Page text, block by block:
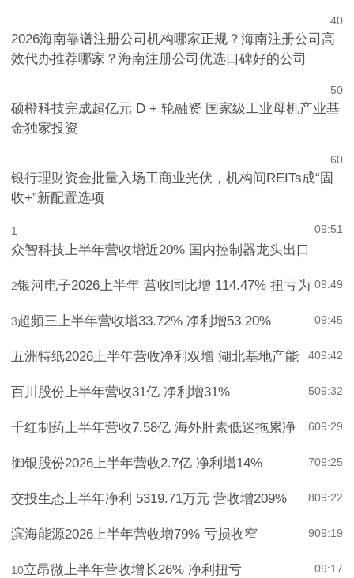
0
4
2026海南靠谱注册公司机构哪家正规？海南注册公司高
效代办推荐哪家？海南注册公司优选口碑好的公司
0
5
硕橙科技完成超亿元 D + 轮融资 国家级工业母机产业基
金独家投资
0
6
银行理财资金批量入场工商业光伏，机构间REITs成“固
收+”新配置选项
09:51
1
众智科技上半年营收增近20% 国内控制器龙头出口
09:49
2银河电子2026上半年 营收同比增 114.47% 扭亏为
09:45
3超频三上半年营收增33.72% 净利增53.20%
09:42
4
五洲特纸2026上半年营收净利双增 湖北基地产能
09:32
5
百川股份上半年营收31亿 净利增31%
09:29
6
千红制药上半年营收7.58亿 海外肝素低迷拖累净
09:25
7
御银股份2026上半年营收2.7亿 净利增14%
09:22
8
交投生态上半年净利 5319.71万元 营收增209%
09:19
9
滨海能源2026上半年营收增79% 亏损收窄
09:17
10立昂微上半年营收增长26% 净利扭亏